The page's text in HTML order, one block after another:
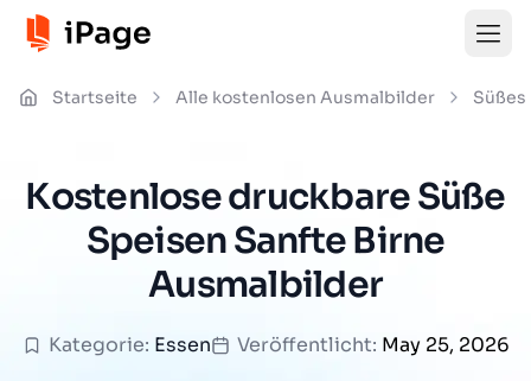
Startseite Alle kostenlosen Ausmalbilder Süßes
Kostenlose druckbare Süße
Speisen Sanfte Birne
Ausmalbilder
Kategorie: Essen Veröffentlicht: May 25, 2026